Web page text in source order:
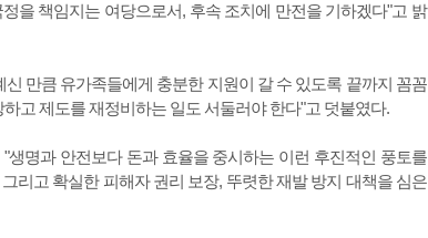
을 책임지는 여당으로서, 후속 조치에 만전을 기하겠다"고 밝
만큼 유가족들에게 충분한 지원이 갈 수 있도록 끝까지 꼼꼼
고 제도를 재정비하는 일도 서둘러야 한다"고 덧붙였다.
명과 안전보다 돈과 효율을 중시하는 이런 후진적인 풍토를
리고 확실한 피해자 권리 보장, 뚜렷한 재발 방지 대책을 심은